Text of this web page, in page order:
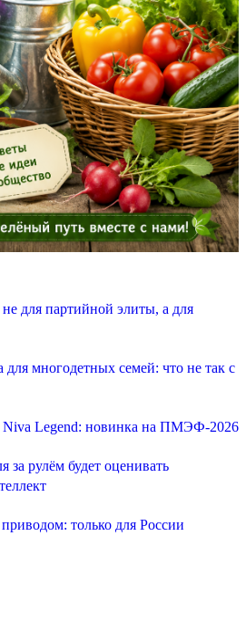
для партийной элиты, а для
для многодетных семей: что не так с
Niva Legend: новинка на ПМЭФ-2026
за рулём будет оценивать
только для России